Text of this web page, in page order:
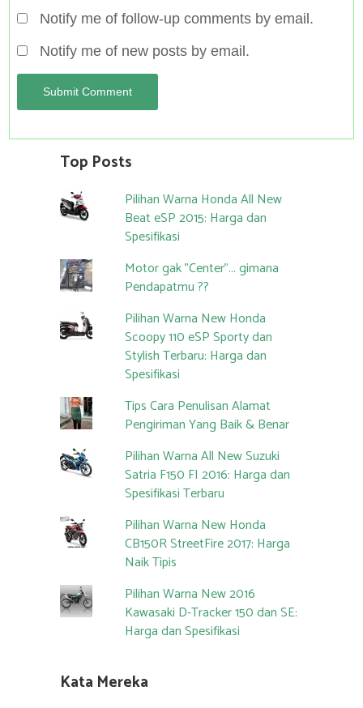
Notify me of follow-up comments by email.
Notify me of new posts by email.
Top Posts
Pilihan Warna Honda All New
Beat eSP 2015: Harga dan
Spesifikasi
Motor gak "Center"... gimana
Pendapatmu ??
Pilihan Warna New Honda
Scoopy 110 eSP Sporty dan
Stylish Terbaru: Harga dan
Spesifikasi
Tips Cara Penulisan Alamat
Pengiriman Yang Baik & Benar
Pilihan Warna All New Suzuki
Satria F150 FI 2016: Harga dan
Spesifikasi Terbaru
Pilihan Warna New Honda
CB150R StreetFire 2017: Harga
Naik Tipis
Pilihan Warna New 2016
Kawasaki D-Tracker 150 dan SE:
Harga dan Spesifikasi
Kata Mereka